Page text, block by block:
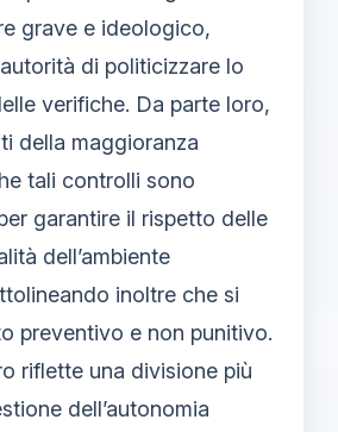
grave e ideologico,
di politicizzare lo
verifiche. Da parte loro,
della maggioranza
tali controlli sono
garantire il rispetto delle
dell’ambiente
inoltre che si
preventivo e non punitivo.
riflette una divisione più
dell’autonomia